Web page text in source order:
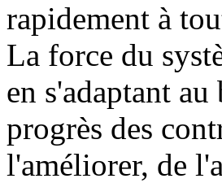
rapidement à
La force du
en s'adaptant
progrès des
l'améliorer, de